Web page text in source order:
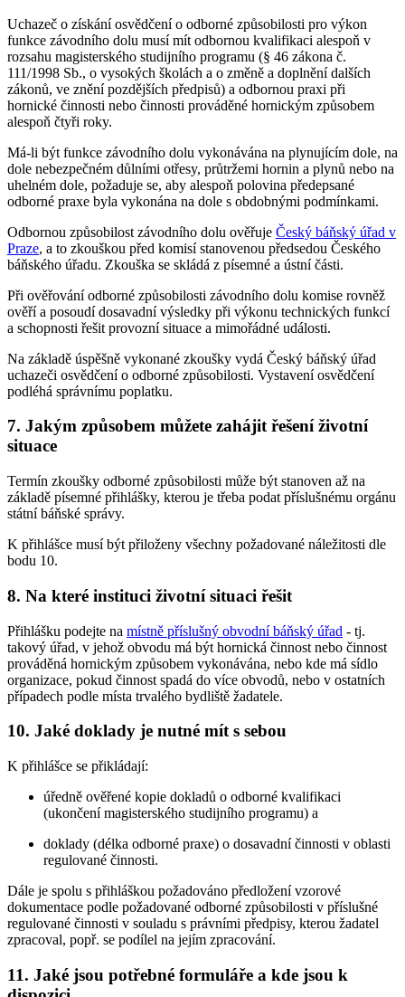
Uchazeč o získání osvědčení o odborné způsobilosti pro výkon
funkce závodního dolu musí mít odbornou kvalifikaci alespoň v
rozsahu magisterského studijního programu (§ 46 zákona č.
111/1998 Sb., o vysokých školách a o změně a doplnění dalších
zákonů, ve znění pozdějších předpisů) a odbornou praxi při
hornické činnosti nebo činnosti prováděné hornickým způsobem
alespoň čtyři roky.
Má-li být funkce závodního dolu vykonávána na plynujícím dole, na
dole nebezpečném důlními otřesy, průtržemi hornin a plynů nebo na
uhelném dole, požaduje se, aby alespoň polovina předepsané
odborné praxe byla vykonána na dole s obdobnými podmínkami.
Odbornou způsobilost závodního dolu ověřuje Český báňský úřad v
Praze, a to zkouškou před komisí stanovenou předsedou Českého
báňského úřadu. Zkouška se skládá z písemné a ústní části.
Při ověřování odborné způsobilosti závodního dolu komise rovněž
ověří a posoudí dosavadní výsledky při výkonu technických funkcí
a schopnosti řešit provozní situace a mimořádné události.
Na základě úspěšně vykonané zkoušky vydá Český báňský úřad
uchazeči osvědčení o odborné způsobilosti. Vystavení osvědčení
podléhá správnímu poplatku.
7. Jakým způsobem můžete zahájit řešení životní
situace
Termín zkoušky odborné způsobilosti může být stanoven až na
základě písemné přihlášky, kterou je třeba podat příslušnému orgánu
státní báňské správy.
K přihlášce musí být přiloženy všechny požadované náležitosti dle
bodu 10.
8. Na které instituci životní situaci řešit
Přihlášku podejte na místně příslušný obvodní báňský úřad - tj.
takový úřad, v jehož obvodu má být hornická činnost nebo činnost
prováděná hornickým způsobem vykonávána, nebo kde má sídlo
organizace, pokud činnost spadá do více obvodů, nebo v ostatních
případech podle místa trvalého bydliště žadatele.
10. Jaké doklady je nutné mít s sebou
K přihlášce se přikládají:
úředně ověřené kopie dokladů o odborné kvalifikaci
(ukončení magisterského studijního programu) a
doklady (délka odborné praxe) o dosavadní činnosti v oblasti
regulované činnosti.
Dále je spolu s přihláškou požadováno předložení vzorové
dokumentace podle požadované odborné způsobilosti v příslušné
regulované činnosti v souladu s právními předpisy, kterou žadatel
zpracoval, popř. se podílel na jejím zpracování.
11. Jaké jsou potřebné formuláře a kde jsou k